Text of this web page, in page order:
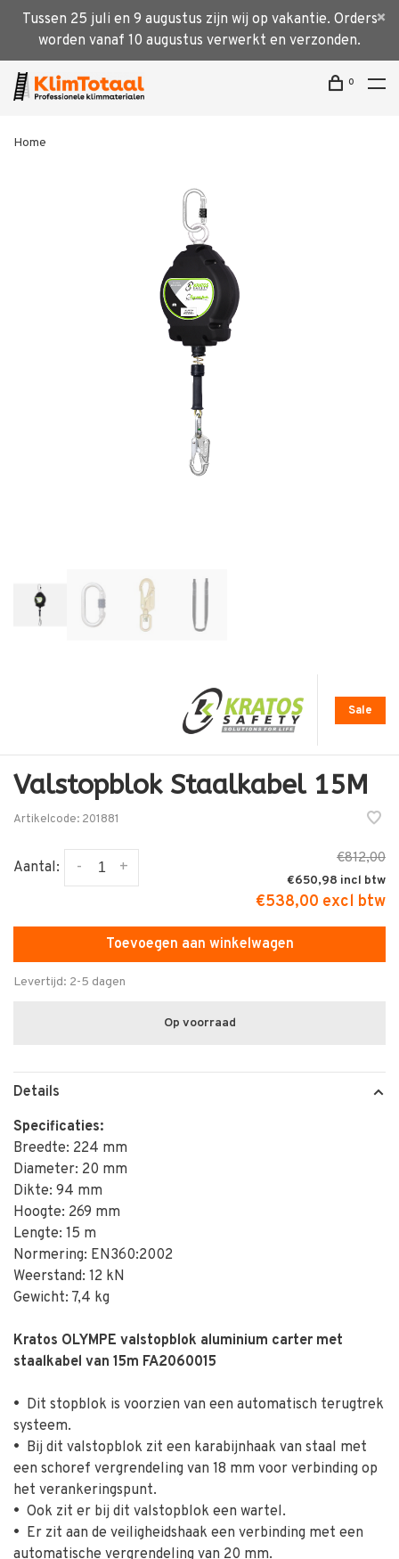
Tussen 25 juli en 9 augustus zijn wij op vakantie. Orders
worden vanaf 10 augustus verwerkt en verzonden.
0
Home
Sale
Valstopblok Staalkabel 15M
Artikelcode: 201881
Aantal: +
-
€812,00
€650,98
€538,00 excl btw
Toevoegen aan winkelwagen
Levertijd: 2-5 dagen
Op voorraad
Details
Specificaties:
Breedte: 224 mm
Diameter: 20 mm
Dikte: 94 mm
Hoogte: 269 mm
Lengte: 15 m
Normering: EN360:2002
Weerstand: 12 kN
Gewicht: 7,4 kg
Kratos OLYMPE valstopblok aluminium carter met
staalkabel van 15m FA2060015
• Dit stopblok is voorzien van een automatisch terugtrek
systeem.
• Bij dit valstopblok zit een karabijnhaak van staal met
een schoref vergrendeling van 18 mm voor verbinding op
het verankeringspunt.
• Ook zit er bij dit valstopblok een wartel.
• Er zit aan de veiligheidshaak een verbinding met een
automatische vergrendeling van 20 mm.